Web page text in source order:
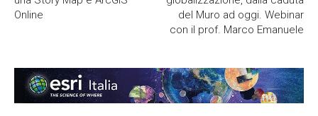
Online
del Muro ad oggi. Webinar
con il prof. Marco Emanuele